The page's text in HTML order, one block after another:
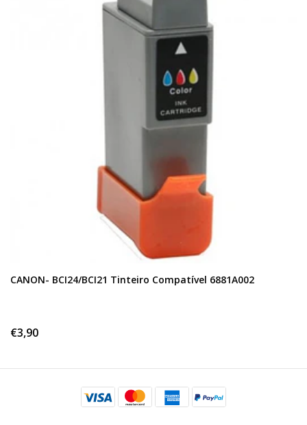
CANON- BCI24/BCI21 Tinteiro Compatível 6881A002
€3,90